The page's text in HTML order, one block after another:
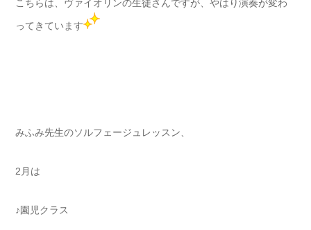
こちらは、ヴァイオリンの生徒さんですが、やはり演奏が変わ
ってきています
みふみ先生のソルフェージュレッスン、
2月は
♪園児クラス